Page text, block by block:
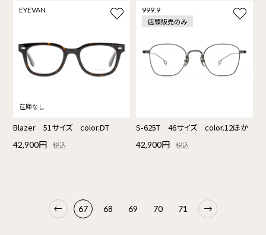
EYEVAN
Blazer 51サイズ color.DT
42,900円 税込
999.9
店頭販売のみ
S-625T 46サイズ color.12ほか
42,900円 税込
67 68 69 70 71